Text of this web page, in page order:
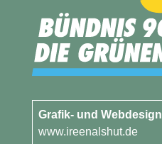
Grafik- und
www.ireenalshut.de